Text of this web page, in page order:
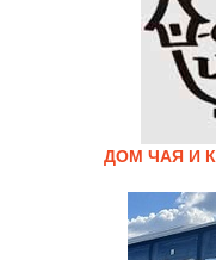
ДОМ ЧАЯ И